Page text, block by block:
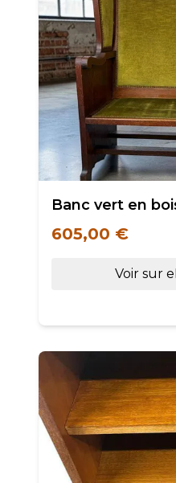
Banc vert en
605,00 €
Voir sur